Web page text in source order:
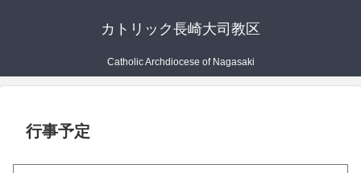
カトリック長崎大司教区
Catholic Archdiocese of Nagasaki
行事予定